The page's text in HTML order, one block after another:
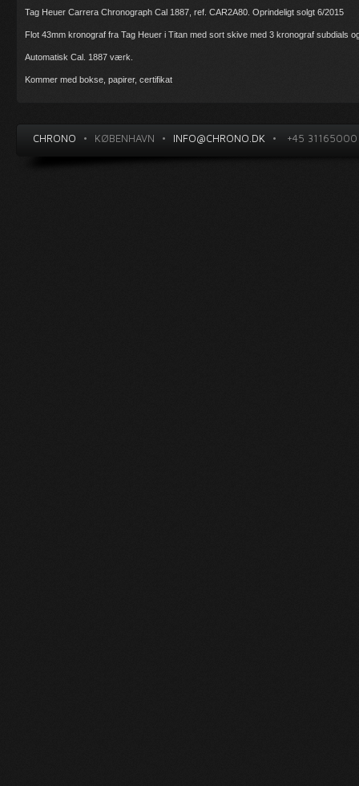
Tag Heuer Carrera Chronograph Cal 1887, ref. CAR2A80. Oprindeligt solgt 6/2015
Flot 43mm kronograf fra Tag Heuer i Titan med sort skive med 3 kronograf subdials
Automatisk Cal. 1887 værk.
Kommer med bokse, papirer, certifikat
CHRONO • KØBENHAVN • INFO@CHRONO.DK • +45 31165000